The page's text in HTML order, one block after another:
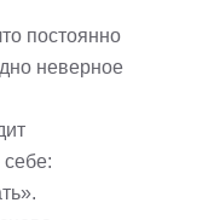
постоянно
неверное